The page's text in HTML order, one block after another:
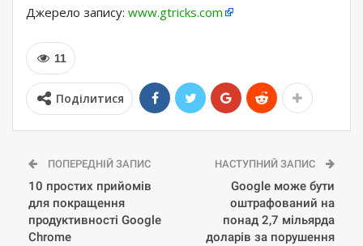
Джерело запису: www.gtricks.com
11
Поділитися
ПОПЕРЕДНІЙ ЗАПИС
10 простих прийомів
для покращення
продуктивності Google
Chrome
НАСТУПНИЙ ЗАПИС
Google може бути
оштрафований на
понад 2,7 мільярда
доларів за порушення